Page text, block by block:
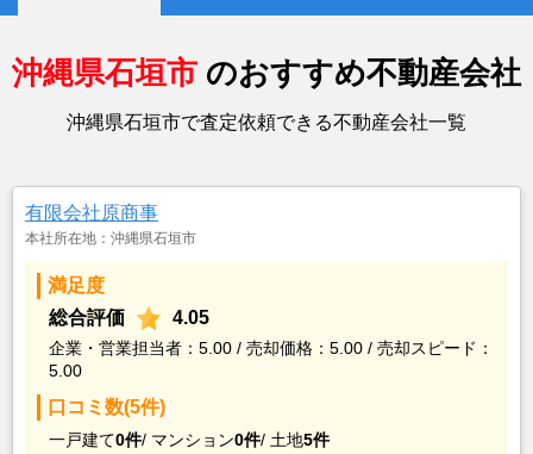
沖縄県石垣市 のおすすめ不動産会社
沖縄県石垣市で査定依頼できる不動産会社一覧
有限会社原商事
本社所在地：沖縄県石垣市
満足度
総合評価
4.05
企業・営業担当者：5.00 / 売却価格：5.00 / 売却スピード：
5.00
口コミ数(5件)
一戸建て0件/ マンション0件/ 土地5件